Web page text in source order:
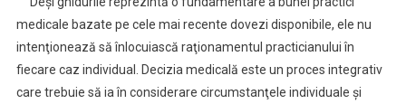
medicale bazate pe cele mai recente dovezi disponibile, ele nu
intenţionează să înlocuiască raţionamentul practicianului în
fiecare caz individual. Decizia medicală este un proces integrativ
care trebuie să ia în considerare circumstanţele individuale şi